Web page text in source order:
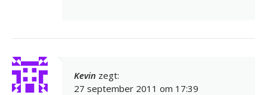
Kevin zegt:
27 september 2011 om 17:39